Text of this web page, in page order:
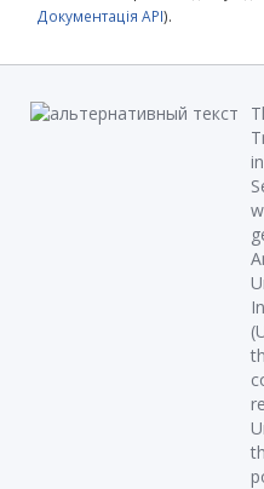
Документація API).